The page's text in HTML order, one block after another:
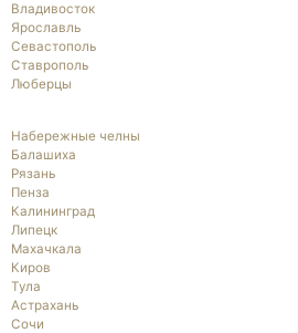
Владивосток
Ярославль
Севастополь
Ставрополь
Люберцы
Набережные челны
Балашиха
Рязань
Пенза
Калининград
Липецк
Махачкала
Киров
Тула
Астрахань
Сочи